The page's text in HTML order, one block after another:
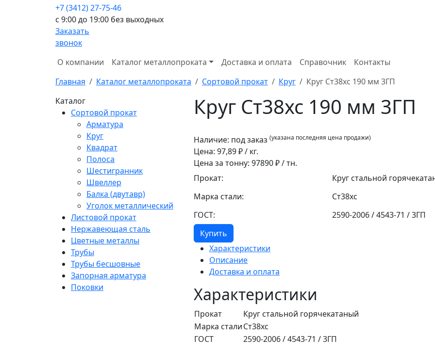
+7 (3412) 27-75-46
c 9:00 до 19:00 без выходных
Заказать
звонок
О компании
Каталог металлопроката Доставка и оплата Справочник
Контакты
Главная
Каталог металлопроката Сортовой прокат Круг
Круг Ст38хс 190 мм 3ГП
Каталог
Сортовой прокат
Арматура
Круг
Квадрат
Полоса
Шестигранник
Швеллер
Балка (двутавр)
Уголок металлический
Листовой прокат
Нержавеющая сталь
Цветные металлы
Трубы
Трубы бесшовные
Запорная арматура
Поковки
Круг Ст38хс 190 мм 3ГП
Наличие: под заказ (указана последняя цена продажи)
Цена: 97,89₽ / кг.
Цена за тонну: 97890₽ / тн.
Прокат:
Круг стальной
Марка стали:
Ст38хс
ГОСТ:
2590-2006 / 4543-71 / 3ГП
Купить
Характеристики
Описание
Доставка и оплата
Характеристики
Прокат
Круг стальной горячекатаный
Марка сталиСт38хс
ГОСТ
2590-2006 / 4543-71 / 3ГП